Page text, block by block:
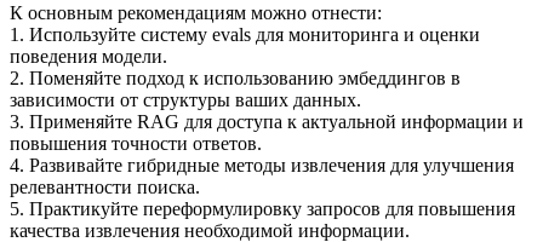
К основным рекомендациям можно отнести:
1. Используйте систему evals для мониторинга и оценки
поведения модели.
2. Поменяйте подход к использованию эмбеддингов в
зависимости от структуры ваших данных.
3. Применяйте RAG для доступа к актуальной информации и
повышения точности ответов.
4. Развивайте гибридные методы извлечения для улучшения
релевантности поиска.
5. Практикуйте переформулировку запросов для повышения
качества извлечения необходимой информации.